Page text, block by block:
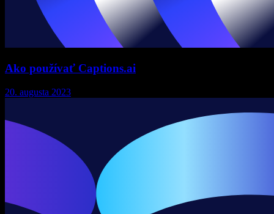
Ako používať Captions.ai
20. augusta 2023